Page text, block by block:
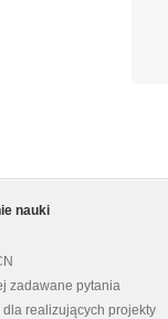
nauki
zadawane pytania
dla realizujących projekty